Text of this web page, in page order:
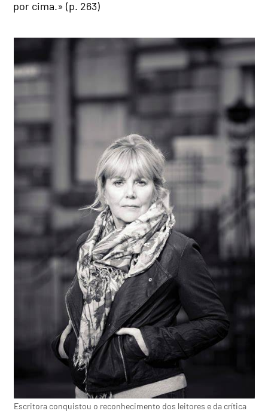
por cima.» (p. 263)
Escritora conquistou o reconhecimento dos leitores e da crítica